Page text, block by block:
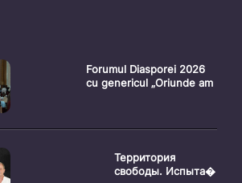
Forumul Diasporei 2026
cu genericul „Oriunde am
Территория
свободы. Испыта�